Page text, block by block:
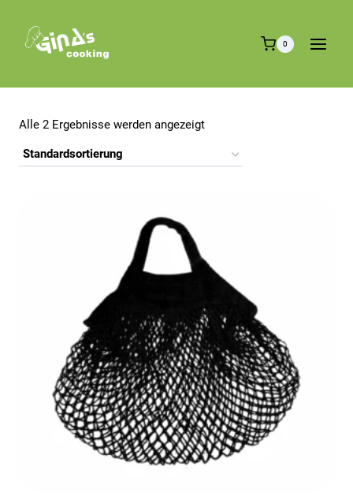
Inhalt
springen
0
Alle 2 Ergebnisse werden angezeigt